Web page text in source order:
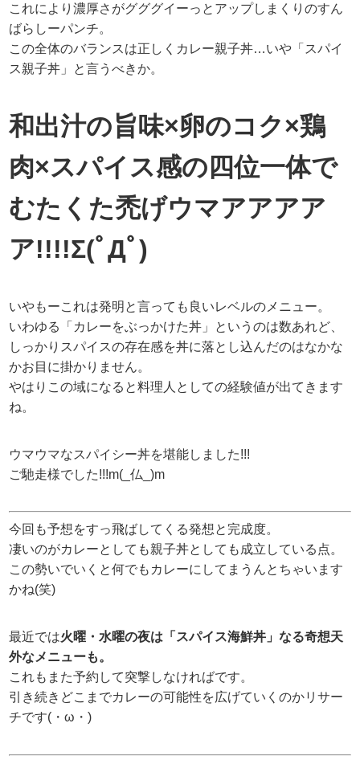
これにより濃厚さがグググイーっとアップしまくりのすん
ばらしーパンチ。
この全体のバランスは正しくカレー親子丼…いや「スパイ
ス親子丼」と言うべきか。
和出汁の旨味×卵のコク×鶏
肉×スパイス感の四位一体で
むたくた禿げウマアアアア
ア!!!!Σ(ﾟДﾟ)
いやもーこれは発明と言っても良いレベルのメニュー。
いわゆる「カレーをぶっかけた丼」というのは数あれど、
しっかりスパイスの存在感を丼に落とし込んだのはなかな
かお目に掛かりません。
やはりこの域になると料理人としての経験値が出てきます
ね。
ウマウマなスパイシー丼を堪能しました!!!
ご馳走様でした!!!m(_仏_)m
今回も予想をすっ飛ばしてくる発想と完成度。
凄いのがカレーとしても親子丼としても成立している点。
この勢いでいくと何でもカレーにしてまうんとちゃいます
かね(笑)
最近では火曜・水曜の夜は「スパイス海鮮丼」なる奇想天
外なメニューも。
これもまた予約して突撃しなければです。
引き続きどこまでカレーの可能性を広げていくのかリサー
チです(・ω・)